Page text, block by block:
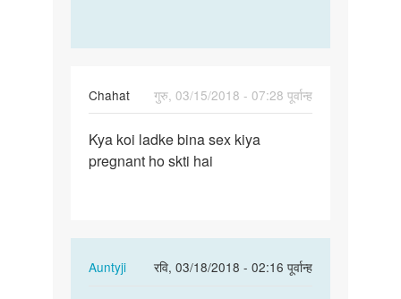
Chahat
गुरु, 03/15/2018 - 07:28 पूर्वान्ह
Kya
koi
Kya koi ladke bina sex kiya
pregnant ho skti hai
Auntyji
रवि, 03/18/2018 - 02:16 पूर्वान्ह
In